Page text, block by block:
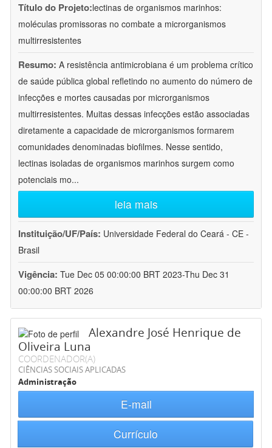
Título do Projeto:lectinas de organismos marinhos:
moléculas promissoras no combate a microrganismos
multirresistentes
Resumo: A resistência antimicrobiana é um problema crítico
de saúde pública global refletindo no aumento do número de
infecções e mortes causadas por microrganismos
multirresistentes. Muitas dessas infecções estão associadas
diretamente a capacidade de microrganismos formarem
comunidades denominadas biofilmes. Nesse sentido,
lectinas isoladas de organismos marinhos surgem como
potenciais mo...
leia mais
Instituição/UF/País: Universidade Federal do Ceará - CE -
Brasil
Vigência: Tue Dec 05 00:00:00 BRT 2023-Thu Dec 31
00:00:00 BRT 2026
Alexandre José Henrique de
Oliveira Luna
COORDENADOR(A)
CIÊNCIAS SOCIAIS APLICADAS
Administração
E-mail
Currículo